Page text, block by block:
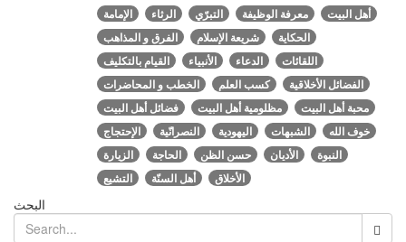
الإمامة
الرثاء التبرّي معرفة الوظيفة
أهل البيت
الفرق و المذاهب
شريعة الإسلام
الحكاية
القيام بالتكليف
الأنبياء الدعاء
اللقائات
الخطب و المحاضرات
كسب العلم
الفضائل الأخلاقية
فضائل أهل البيت
مظلومية أهل البيت
محبة أهل البيت
الإحتجاج
النصرانّية اليهودية الشبهات
خوف الله
الزيارة
الحاجة حسن الظن الأديان
النبوة
التشيع
أهل السنّة الأخلاق
البحث